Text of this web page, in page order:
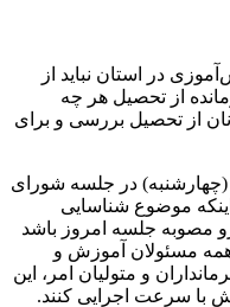
در استان نباید از
از تحصیل هر چه
از تحصیل بررسی و برای
در جلسه شورای
موضوع شناسایی
مصوبه جلسه امروز باشد
مسئولان آموزش و
و متولیان امر، این
با سرعت اجرایی کنند.